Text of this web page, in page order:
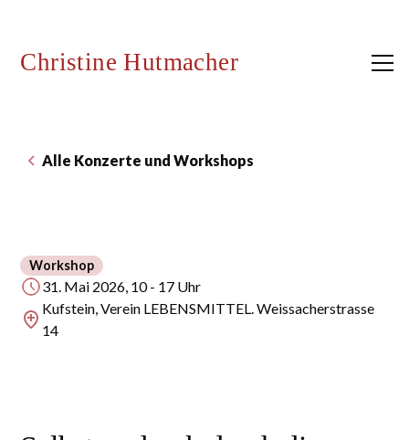
Christine Hutmacher
Alle Konzerte und Workshops
Workshop
31. Mai 2026, 10 - 17 Uhr
Kufstein, Verein LEBENSMITTEL. Weissacherstrasse
14